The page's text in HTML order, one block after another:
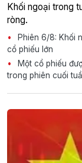
Khối ngoại trong
ròng.
Phiên 6/8: Khối
cổ phiếu lớn
Một cổ phiếu
trong phiên cuối